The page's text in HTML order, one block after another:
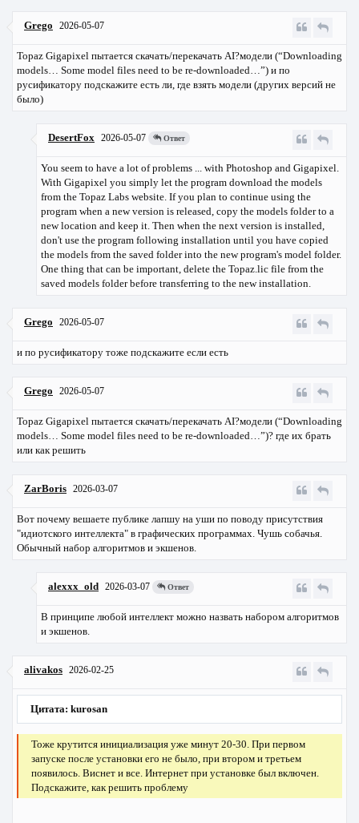
Grego 2026-05-07
Topaz Gigapixel пытается скачать/перекачать AI?модели (“Downloading
models… Some model files need to be re-downloaded…”) и по
русификатору подскажите есть ли, где взять модели (других версий не
было)
DesertFox 2026-05-07 Ответ
You seem to have a lot of problems ... with Photoshop and Gigapixel.
With Gigapixel you simply let the program download the models
from the Topaz Labs website. If you plan to continue using the
program when a new version is released, copy the models folder to a
new location and keep it. Then when the next version is installed,
don't use the program following installation until you have copied
the models from the saved folder into the new program's model folder.
One thing that can be important, delete the Topaz.lic file from the
saved models folder before transferring to the new installation.
Grego 2026-05-07
и по русификатору тоже подскажите если есть
Grego 2026-05-07
Topaz Gigapixel пытается скачать/перекачать AI?модели (“Downloading
models… Some model files need to be re-downloaded…”)? где их брать
или как решить
ZarBoris 2026-03-07
Вот почему вешаете публике лапшу на уши по поводу присутствия
"идиотского интеллекта" в графических программах. Чушь собачья.
Обычный набор алгоритмов и экшенов.
alexxx_old 2026-03-07 Ответ
В принципе любой интеллект можно назвать набором алгоритмов
и экшенов.
alivakos 2026-02-25
Цитата: kurosan
Тоже крутится инициализация уже минут 20-30. При первом
запуске после установки его не было, при втором и третьем
появилось. Виснет и все. Интернет при установке был включен.
Подскажите, как решить проблему